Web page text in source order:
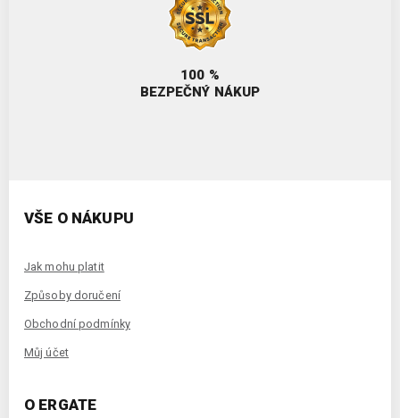
100 %
BEZPEČNÝ NÁKUP
VŠE O NÁKUPU
Jak mohu platit
Způsoby doručení
Obchodní podmínky
Můj účet
O ERGATE